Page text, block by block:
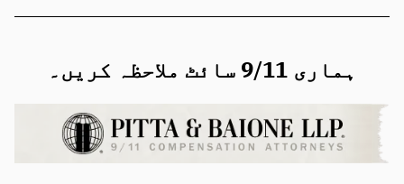
ہماری 9/11 سائٹ ملاحظہ کریں۔